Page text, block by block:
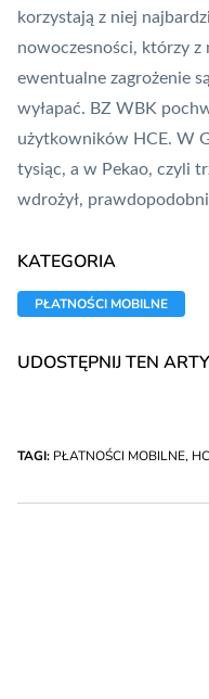
korzystają z niej
nowoczesności, którzy z
ewentualne zagrożenie
wyłapać. BZ WBK
użytkowników HCE. W
tysiąc, a w Pekao, czyli
wdrożył,
KATEGORIA
PŁATNOŚCI MOBILNE
UDOSTĘPNIJ TEN
TAGI: PŁATNOŚCI MOBILNE,